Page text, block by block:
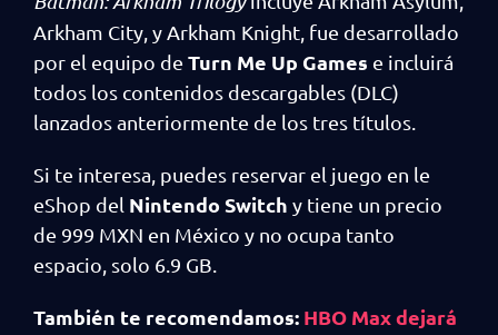
Arkham City, y Arkham Knight, fue desarrollado
por el equipo de Turn Me Up Games e incluirá
todos los contenidos descargables (DLC)
lanzados anteriormente de los tres títulos.
Si te interesa, puedes reservar el juego en le
eShop del Nintendo Switch y tiene un precio
de 999 MXN en México y no ocupa tanto
espacio, solo 6.9 GB.
También te recomendamos: HBO Max dejará